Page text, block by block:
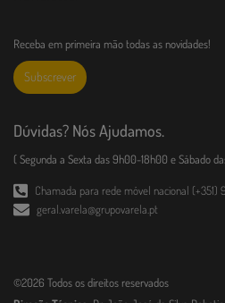
Receba em primeira mão todas as novidades!
Subscrever
Dúvidas? Nós Ajudamos.
( Segunda a Sexta das 9h00-18h00 e Sábado
Chamada para rede móvel nacional (+351)
geral.varela@grupovarela.pt
©2026 Todos os direitos reservados